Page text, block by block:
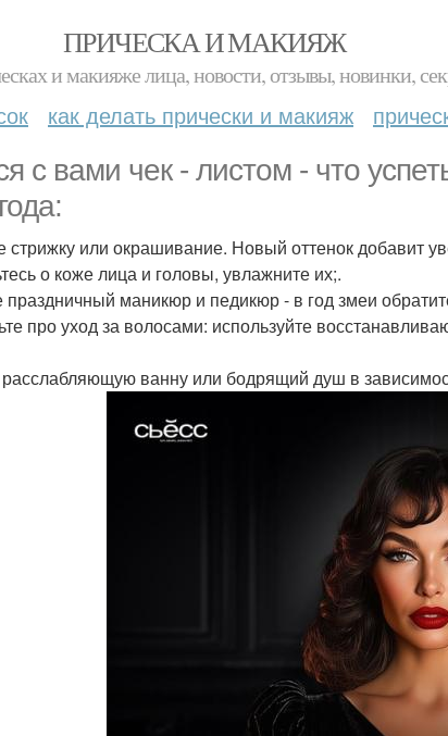
ПРИЧЕСКА И МАКИЯЖ
и макияже лица, новости, отзывы, новинки,
как делать прически и макияж
с вами чек - листом - что
стрижку или окрашивание. Новый оттенок добавит
о коже лица и головы, увлажните их;.
праздничный маникюр и педикюр - в год змеи
про уход за волосами: используйте
ванну или бодрящий душ в